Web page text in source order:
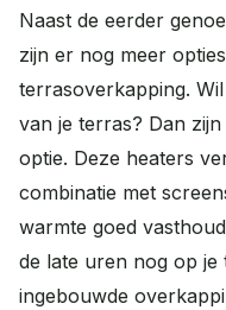
Naast de eerder
zijn er nog meer
terrasoverkapping.
van je terras? Dan
optie. Deze heaters
combinatie met
warmte goed
de late uren nog op je
ingebouwde